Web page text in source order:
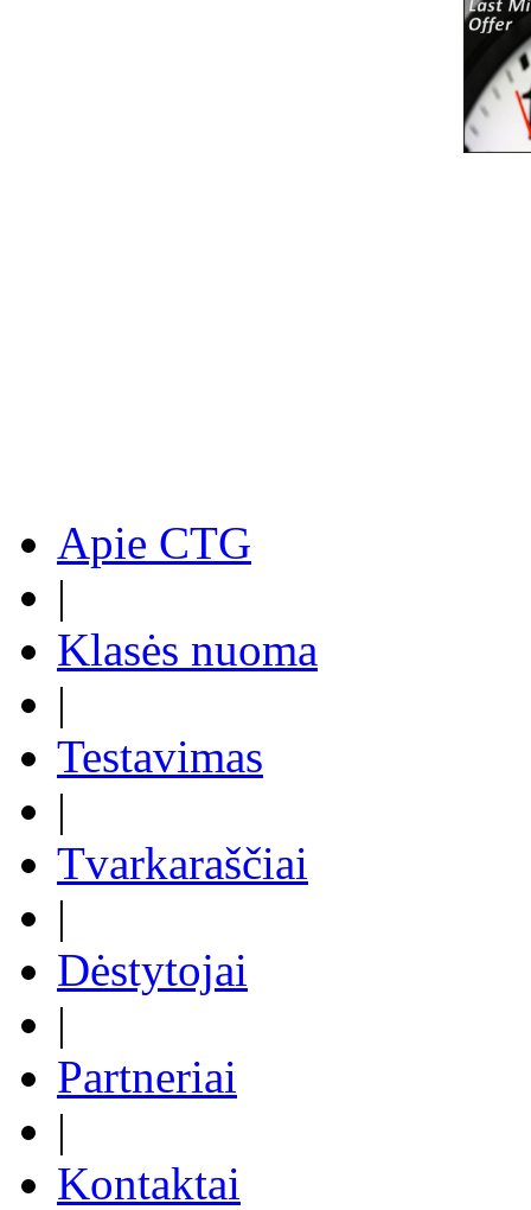
Apie CTG
|
Klasės nuoma
|
Testavimas
|
Tvarkaraščiai
|
Dėstytojai
|
Partneriai
|
Kontaktai